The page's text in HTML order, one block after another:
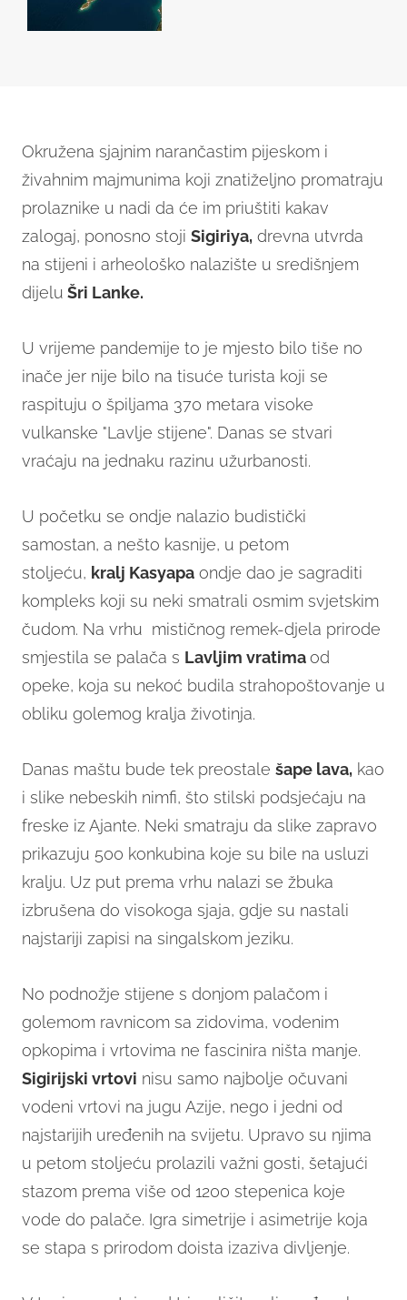
Okružena sjajnim narančastim pijeskom i
živahnim majmunima koji znatiželjno promatraju
prolaznike u nadi da će im priuštiti kakav
zalogaj, ponosno stoji Sigiriya, drevna utvrda
na stijeni i arheološko nalazište u središnjem
dijelu Šri Lanke.
U vrijeme pandemije to je mjesto bilo tiše no
inače jer nije bilo na tisuće turista koji se
raspituju o špiljama 370 metara visoke
vulkanske "Lavlje stijene". Danas se stvari
vraćaju na jednaku razinu užurbanosti.
U početku se ondje nalazio budistički
samostan, a nešto kasnije, u petom
stoljeću, kralj Kasyapa ondje dao je sagraditi
kompleks koji su neki smatrali osmim svjetskim
čudom. Na vrhu mističnog remek-djela prirode
smjestila se palača s Lavljim vratimaod
opeke, koja su nekoć budila strahopoštovanje u
obliku golemog kralja životinja.
Danas maštu bude tek preostale šape lava, kao
i slike nebeskih nimfi, što stilski podsjećaju na
freske iz Ajante. Neki smatraju da slike zapravo
prikazuju 500 konkubina koje su bile na usluzi
kralju. Uz put prema vrhu nalazi se žbuka
izbrušena do visokoga sjaja, gdje su nastali
najstariji zapisi na singalskom jeziku.
No podnožje stijene s donjom palačom i
golemom ravnicom sa zidovima, vodenim
opkopima i vrtovima ne fascinira ništa manje.
Sigirijski vrtovi nisu samo najbolje očuvani
vodeni vrtovi na jugu Azije, nego i jedni od
najstarijih uređenih na svijetu. Upravo su njima
u petom stoljeću prolazili važni gosti, šetajući
stazom prema više od 1200 stepenica koje
vode do palače. Igra simetrije i asimetrije koja
se stapa s prirodom doista izaziva divljenje.